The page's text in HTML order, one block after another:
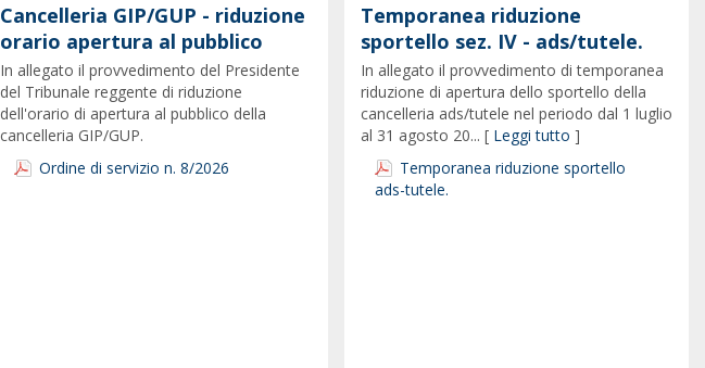
Cancelleria GIP/GUP - riduzione
orario apertura al pubblico
In allegato il provvedimento del Presidente
del Tribunale reggente di riduzione
dell'orario di apertura al pubblico della
cancelleria GIP/GUP.
Ordine di servizio n. 8/2026
Temporanea riduzione
sportello sez. IV - ads/tutele.
In allegato il provvedimento di temporanea
riduzione di apertura dello sportello della
cancelleria ads/tutele nel periodo dal 1 luglio
al 31 agosto 20... [ Leggi tutto ]
Temporanea riduzione sportello
ads-tutele.